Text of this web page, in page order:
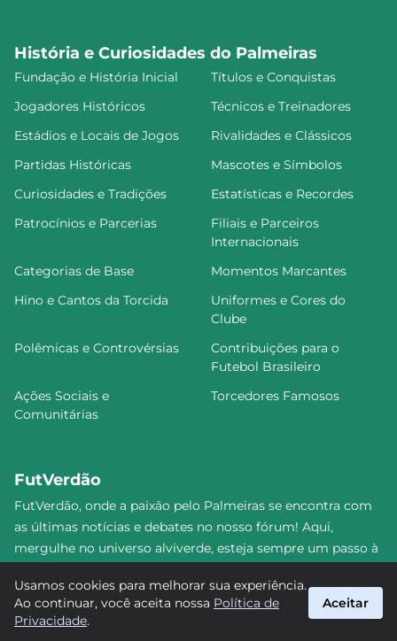
História e Curiosidades do Palmeiras
Fundação e História Inicial
Títulos e Conquistas
Jogadores Históricos
Técnicos e Treinadores
Estádios e Locais de Jogos
Rivalidades e Clássicos
Partidas Históricas
Mascotes e Símbolos
Curiosidades e Tradições
Estatísticas e Recordes
Patrocínios e Parcerias
Filiais e Parceiros
Internacionais
Categorias de Base
Momentos Marcantes
Hino e Cantos da Torcida
Uniformes e Cores do
Clube
Polêmicas e Controvérsias
Contribuições para o
Futebol Brasileiro
Ações Sociais e
Comunitárias
Torcedores Famosos
FutVerdão
FutVerdão, onde a paixão pelo Palmeiras se encontra com
as últimas notícias e debates no nosso fórum! Aqui,
mergulhe no universo alviverde, esteja sempre um passo à
comunidade. Junte-se a nós nesta jornada emocionante!
#Palmeiras #FutVerdão
Usamos cookies para melhorar sua experiência.
Ao continuar, você aceita nossa Política de
Privacidade.
Aceitar